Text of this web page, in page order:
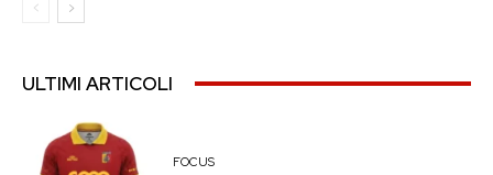
ULTIMI ARTICOLI
FOCUS